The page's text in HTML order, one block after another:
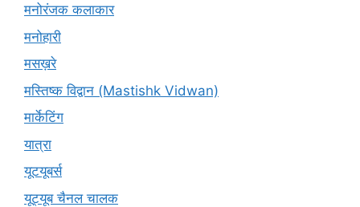
मनोरंजक कलाकार
मनोहारी
मसख़रे
मस्तिष्क विद्वान (Mastishk Vidwan)
मार्केटिंग
यात्रा
यूटयूबर्स
यूट्यूब चैनल चालक